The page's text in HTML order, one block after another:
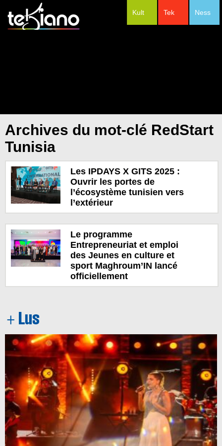
Ness
Tek
Kult
Archives du mot-clé RedStart
Tunisia
Les IPDAYS X GITS 2025 :
Ouvrir les portes de
l’écosystème tunisien vers
l’extérieur
Le programme
Entrepreneuriat et emploi
des Jeunes en culture et
sport Maghroum’IN lancé
officiellement